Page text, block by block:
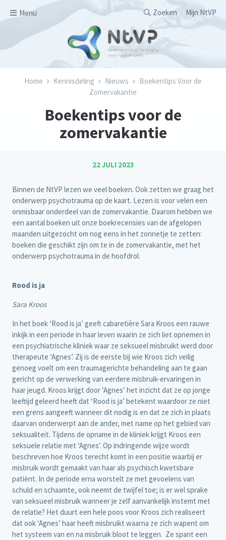
Menu
Secondary
Zoeken Mijn NtVP
Kruimelpad
Home Kennisdeling Nieuws
Boekentips Voor de
Zomervakantie
Boekentips voor de
zomervakantie
22 JULI 2023
Binnen de NtVP lezen we veel boeken. Ook zetten we graag het
onderwerp psychotrauma op de kaart. Lezen is voor velen een
onmisbaar onderdeel van de zomervakantie. Daarom hebben we
een aantal boeken uit onze boekrecensies van de afgelopen
maanden uitgezocht om nog eens in het zonnetje te zetten:
boeken die geschikt zijn om te in de zomervakantie, met het
onderwerp psychotrauma in de hoofdrol.
Rood is ja
Sara Kroos
In het boek ‘Rood is ja’ geeft cabaretière Sara Kroos een rauwe
inkijk in een periode in haar leven waarin ze zich liet opnemen in
een psychiatrische kliniek waar ze seksueel misbruikt werd door
therapeute ‘Agnes’. Zij is de eerste bij wie Kroos zich veilig
genoeg voelt om een traumagerichte behandeling aan te gaan
gericht op de verwerking van eerdere misbruik-ervaringen in
haar jeugd. Kroos krijgt door ‘Agnes’ het inzicht dat ze op jonge
leeftijd geleerd heeft dat ‘Rood is ja’ betekent waardoor ze niet
een grens aangeeft wanneer dit nodig is en dat ze zich in plaats
daarvan onderwerpt aan de ander, met name op het gebied van
seksualiteit. Tijdens de opname in de kliniek krijgt Kroos een
seksuele relatie met ‘Agnes’. Op indringende wijze wordt
beschreven hoe Kroos terecht komt in een positie waarbij er
misbruik wordt gemaakt van haar als psychisch kwetsbare
patiënt. In de periode erna worstelt ze met gevoelens van
schuld en schaamte, ook neemt de twijfel toe; is er wel sprake
van seksueel misbruik wanneer je zelf aanvankelijk instemt met
de relatie? Het duurt een hele poos voor Kroos zich realiseert
dat ook ‘Agnes’ haar heeft misbruikt waarna ze zich wapent om
het systeem van en na misbruik bloot te leggen. Ze spant een